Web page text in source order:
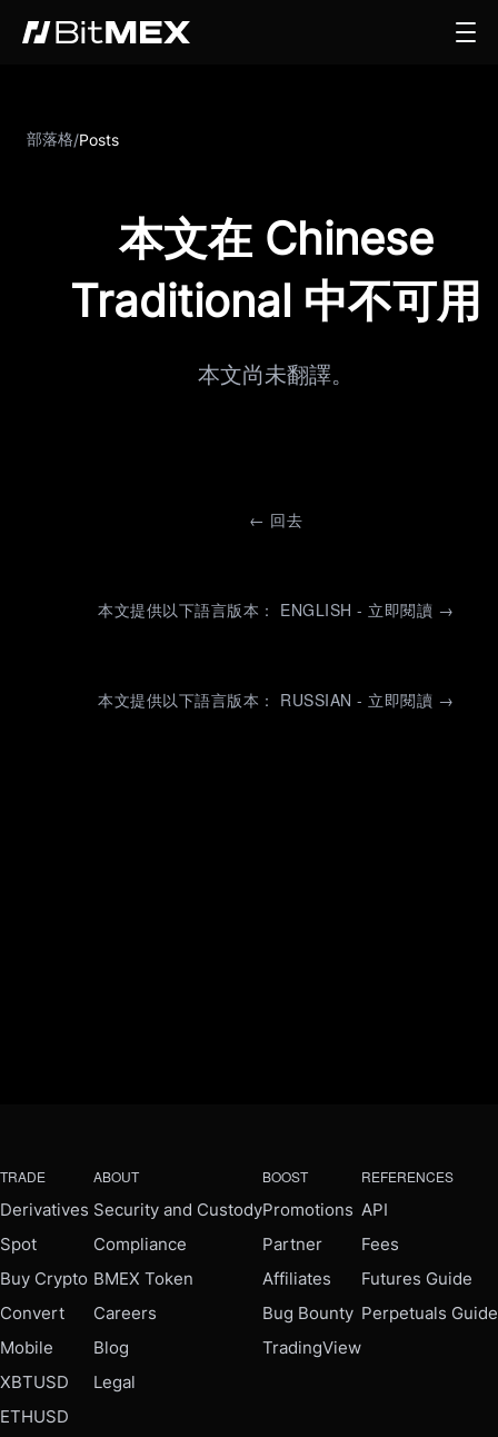
部落格/Posts
本文在 Chinese
Traditional 中不可用
本文尚未翻譯。
← 回去
本文提供以下語言版本： ENGLISH - 立即閱讀 →
本文提供以下語言版本： RUSSIAN - 立即閱讀 →
TRADE
Derivatives
Spot
Buy Crypto
Convert
Mobile
XBTUSD
ETHUSD
ABOUT
Security and Custody
Compliance
BMEX Token
Careers
Blog
Legal
BOOST
Promotions
Partner
Affiliates
Bug Bounty
TradingView
REFERENCES
API
Fees
Futures Guide
Perpetuals Guide